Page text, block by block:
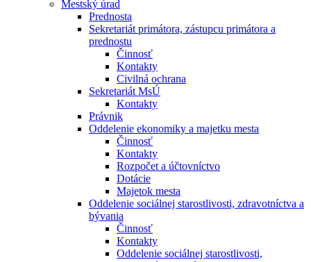
Mestský úrad
Prednosta
Sekretariát primátora, zástupcu primátora a
prednostu
Činnosť
Kontakty
Civilná ochrana
Sekretariát MsÚ
Kontakty
Právnik
Oddelenie ekonomiky a majetku mesta
Činnosť
Kontakty
Rozpočet a účtovníctvo
Dotácie
Majetok mesta
Oddelenie sociálnej starostlivosti, zdravotníctva a
bývania
Činnosť
Kontakty
Oddelenie sociálnej starostlivosti,